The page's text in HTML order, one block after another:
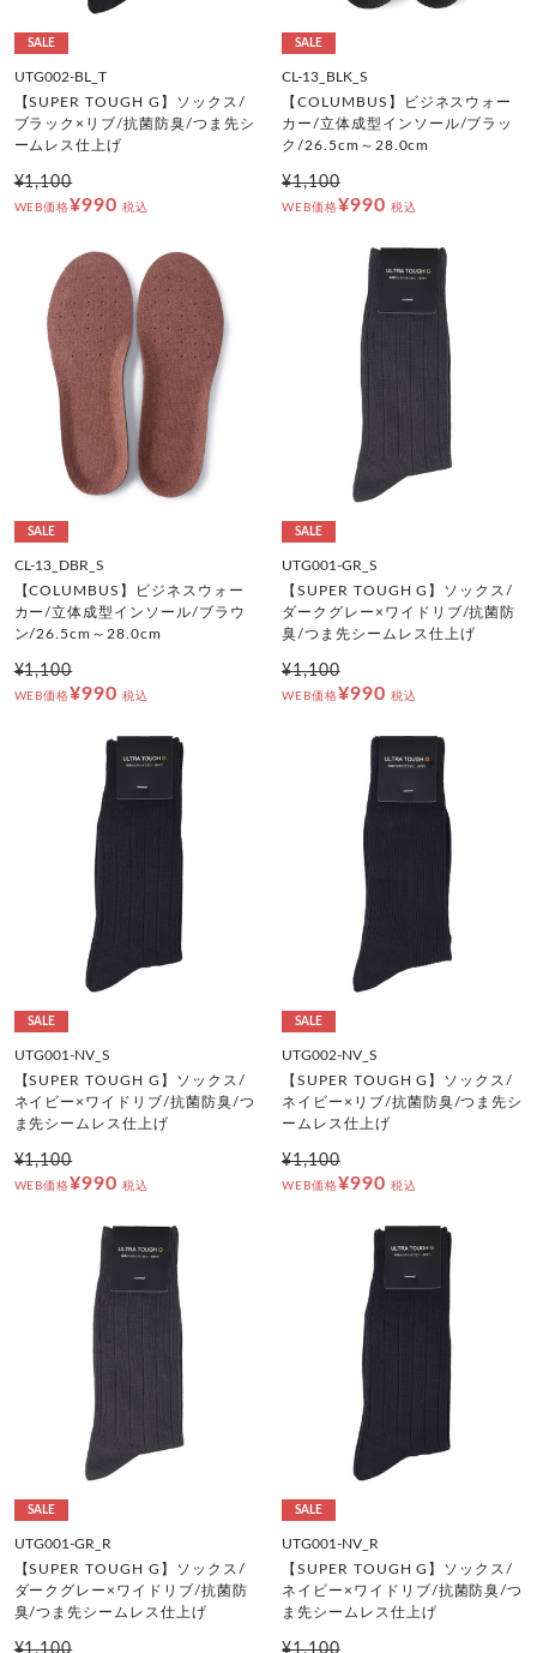
SALE
UTG002-BL_T
【SUPER TOUGH G】ソックス/
ブラック×リブ/抗菌防臭/つま先シ
ームレス仕上げ
¥1,100
WEB価格¥990 税込
SALE
CL-13_BLK_S
【COLUMBUS】ビジネスウォー
カー/立体成型インソール/ブラッ
ク/26.5cm～28.0cm
¥1,100
WEB価格¥990 税込
SALE
CL-13_DBR_S
【COLUMBUS】ビジネスウォー
カー/立体成型インソール/ブラウ
ン/26.5cm～28.0cm
¥1,100
WEB価格¥990 税込
SALE
UTG001-GR_S
【SUPER TOUGH G】ソックス/
ダークグレー×ワイドリブ/抗菌防
臭/つま先シームレス仕上げ
¥1,100
WEB価格¥990 税込
SALE
UTG001-NV_S
【SUPER TOUGH G】ソックス/
ネイビー×ワイドリブ/抗菌防臭/つ
ま先シームレス仕上げ
¥1,100
WEB価格¥990 税込
SALE
UTG002-NV_S
【SUPER TOUGH G】ソックス/
ネイビー×リブ/抗菌防臭/つま先シ
ームレス仕上げ
¥1,100
WEB価格¥990 税込
SALE
UTG001-GR_R
【SUPER TOUGH G】ソックス/
ダークグレー×ワイドリブ/抗菌防
臭/つま先シームレス仕上げ
SALE
UTG001-NV_R
【SUPER TOUGH G】ソックス/
ネイビー×ワイドリブ/抗菌防臭/つ
ま先シームレス仕上げ